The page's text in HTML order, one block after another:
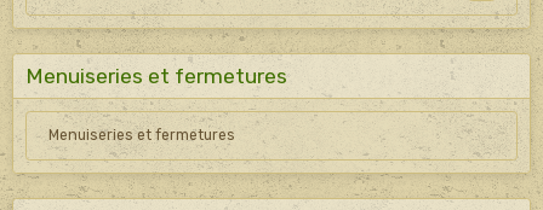
Menuiseries et fermetures
Menuiseries et fermetures